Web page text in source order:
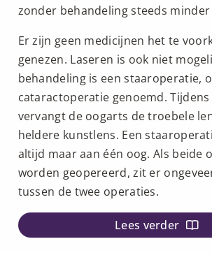
zonder behandeling steeds minder
Er zijn geen medicijnen het te
genezen. Laseren is ook niet
behandeling is een staaroperatie,
cataractoperatie genoemd.
vervangt de oogarts de troebele
heldere kunstlens. Een
altijd maar aan één oog. Als beide
worden geopereerd, zit er
tussen de twee operaties.
Lees verder